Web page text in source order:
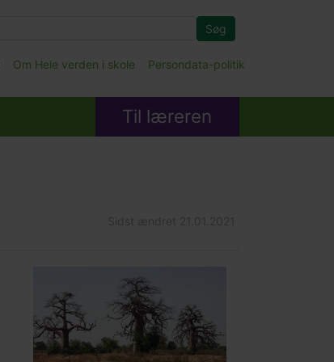
Om Hele verden i skole Persondata-politik
Søg
Til læreren
picture